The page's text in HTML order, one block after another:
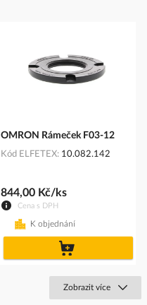
OMRON Rámeček F03-12
Kód ELFETEX 10.082.142
Cena s DPH
844,00 Kč/ks
K objednání
Zobrazit více